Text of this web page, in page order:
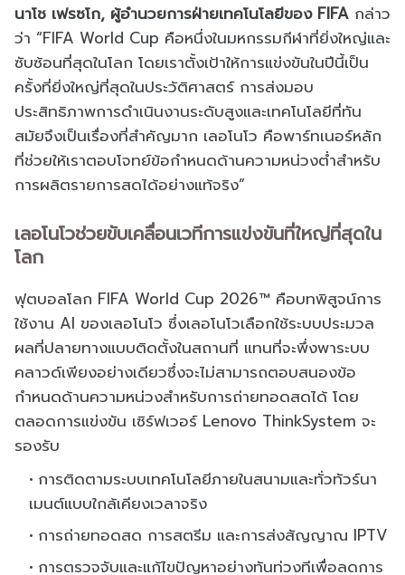
นาโช เฟรซโก, ผู้อำนวยการฝ่ายเทคโนโลยีของ FIFA กล่าว
ว่า “FIFA World Cup คือหนึ่งในมหกรรมกีฬาที่ยิ่งใหญ่และ
ซับซ้อนที่สุดในโลก โดยเราตั้งเป้าให้การแข่งขันในปีนี้เป็น
ครั้งที่ยิ่งใหญ่ที่สุดในประวัติศาสตร์ การส่งมอบ
ประสิทธิภาพการดำเนินงานระดับสูงและเทคโนโลยีที่ทัน
สมัยจึงเป็นเรื่องที่สำคัญมาก เลอโนโว คือพาร์ทเนอร์หลัก
ที่ช่วยให้เราตอบโจทย์ข้อกำหนดด้านความหน่วงต่ำสำหรับ
การผลิตรายการสดได้อย่างแท้จริง”
เลอโนโวช่วยขับเคลื่อนเวทีการแข่งขันที่ใหญ่ที่สุดใน
โลก
ฟุตบอลโลก FIFA World Cup 2026™ คือบทพิสูจน์การ
ใช้งาน AI ของเลอโนโว ซึ่งเลอโนโวเลือกใช้ระบบประมวล
ผลที่ปลายทางแบบติดตั้งในสถานที่ แทนที่จะพึ่งพาระบบ
คลาวด์เพียงอย่างเดียวซึ่งจะไม่สามารถตอบสนองข้อ
กำหนดด้านความหน่วงสำหรับการถ่ายทอดสดได้ โดย
ตลอดการแข่งขัน เซิร์ฟเวอร์ Lenovo ThinkSystem จะ
รองรับ
การติดตามระบบเทคโนโลยีภายในสนามและทั่วทัวร์นา
เมนต์แบบใกล้เคียงเวลาจริง
การถ่ายทอดสด การสตรีม และการส่งสัญญาณ IPTV
การตรวจจับและแก้ไขปัญหาอย่างทันท่วงทีเพื่อลดการ